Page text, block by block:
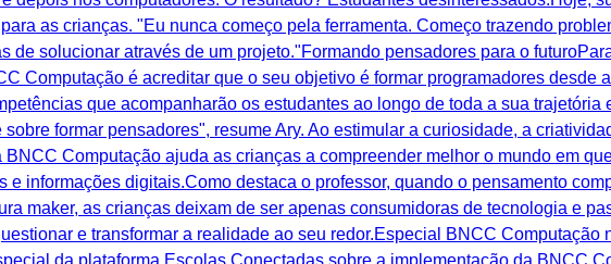
as crianças. "Eu nunca começo pela ferramenta. Começo trazendo
de solucionar através de um projeto."Formando pensadores para o
Computação é acreditar que o seu objetivo é formar programadores desde
que acompanharão os estudantes ao longo de toda a sua trajetória
formar pensadores", resume Ary. Ao estimular a curiosidade, a
Computação ajuda as crianças a compreender melhor o mundo em
e informações digitais.Como destaca o professor, quando o pensamento
maker, as crianças deixam de ser apenas consumidoras de tecnologia e
e transformar a realidade ao seu redor.Especial BNCC Computação
da plataforma Escolas Conectadas sobre a implementação da BNCC